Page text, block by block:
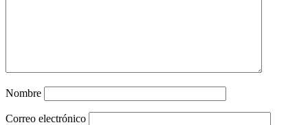
Nombre
Correo electrónico